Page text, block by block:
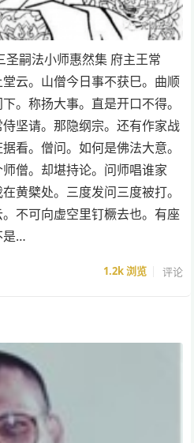
嗣法小师惠然集 府主王常
云。山僧今日事不获巳。曲顺
。称扬大事。直是开口不得。
坚请。那隐纲宗。还有作家战
看。僧问。如何是佛法大意。
僧。却堪持论。问师唱谁家
黄檗处。三度发问三度被打。
不可向虚空里钉橛去也。有座
是…
1.2k浏览 评论